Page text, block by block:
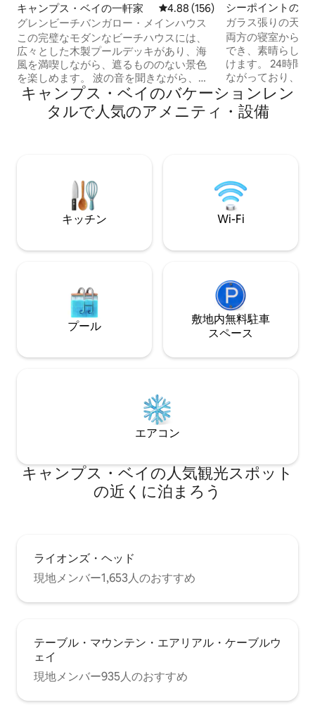
キャンプス・ベイの一軒家 レビュー156件、5つ星中4.88つ
4.88 (156)
グレンビーチバンガロー・メインハウス
この完璧なモダンなビーチハウスには、
広々とした木製プールデッキがあり、海
風を満喫しながら、遮るもののない景色
を楽しめます。 波の音を聞きながら、サ
ンラウンジャーでリラックスしましょ
う。 屋内では、キッチンとダイニングル
ームに開放された2つのラウンジエリアの
にあり、4つ目のマスターベッドルームは
階下にあります。 （アッパーペントハウ
ス階はメインハウス階とは完全に分離さ
れています） このビーチヴィラはグレン
ス・ベイとクリフトン・ビーチの間にあ
ニングルームは、大きなデッキ付きプー
ルエリアに面しています。 ビーチゲート
からビーチに直接アクセスできます。 遮
るもののない海の景色。 グレンビーチ
ークな立地です。 地元のレストラン街ま
人数が多い場合は、上のペントハウスと
組み合わせることで、最大12名様までご
にプライベートで、専用プールがありま
とバルコニーがあります。 ビーチゲート
は共用です。 ショーン、メアリールイー
ズ、または私たちの家族の他のメンバー
なランドマークであるキャンプスベイに
あります。 徒歩圏内にある、クリスタル
のように透き通る海と柔らかな白い砂浜
が観光客を魅了します。 通りにある高評
ャンプベイエリア内を歩くのが簡単で
す。 ケープタウンの他の美しいスポット
をすべて探索したい場合は、レンタカー
をご利用いただくことをおすすめしま
す。 これも非常に簡単で、空港で、また
シーポイントのマ
アパート
ガラス張りの天井
隠れ家
両方の寝室からバ
でき、素晴らしい
けます。 24時間
ながっており、帰
の場合は、警備員
します。 アパート全体をご利用いただけ
ます。 オープン
め、施錠されます。 ケープタウン
ら西へわずか数キ
フレスナイは、市
の1つです。 この
あります。 暑い
シュしましょう。 残念ながら、路上駐車
場しかありませ
100mで、ほとん
用するのが最も便
ました。 個人的
手配いたします。 ご滞在前に、デッキに
キャンプス・ベイのバケーションレン
タルで人気のアメニティ・設備
キッチン Wi-Fi
プール
敷地内無料駐⁠車
ス⁠ペ⁠ー⁠ス
エアコン
キャンプス・ベイの人気観光スポット
の近くに泊まろう
ライオンズ・ヘッド
現地メンバー1,653人のおすすめ
テーブル・マウンテン・エアリアル・ケーブルウ
ェイ
現地メンバー935人のおすすめ